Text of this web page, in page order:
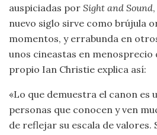
auspiciadas por Sight and Sound
nuevo siglo sirve como brújula
momentos, y errabunda en
unos cineastas en menosprecio
propio Ian Christie explica así:
«Lo que demuestra el canon es
personas que conocen y ven
de reflejar su escala de valores.